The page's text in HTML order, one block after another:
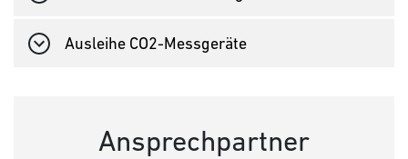
Ausleihe CO2-Messgeräte
Ansprechpartner